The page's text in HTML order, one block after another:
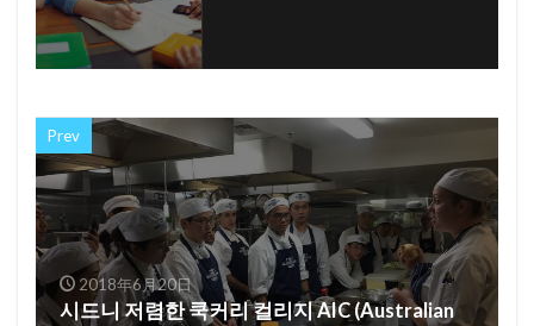
Prev
2018年6月20日
시드니 저렴한 쿡커리 컬리지 AIC (Australian